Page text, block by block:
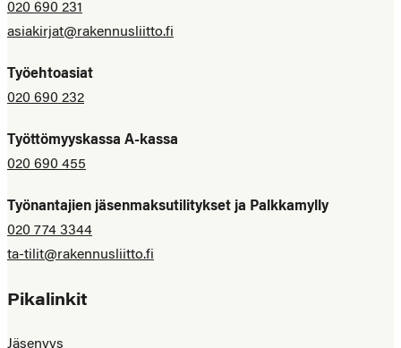
020 690 231
asiakirjat@rakennusliitto.fi
Työehtoasiat
020 690 232
Työttömyyskassa A-kassa
020 690 455
Työnantajien jäsenmaksutilitykset ja Palkkamylly
020 774 3344
ta-tilit@rakennusliitto.fi
Pikalinkit
Jäsenyys